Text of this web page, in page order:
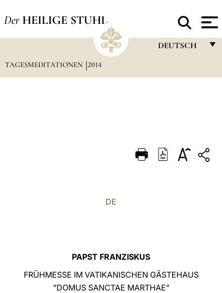
Der HEILIGE STUHL
DEUTSCH
DEUTSCH
TAGESMEDITATIONEN 2014
DE
PAPST FRANZISKUS
FRÜHMESSE IM VATIKANISCHEN GÄSTEHAUS
"DOMUS SANCTAE MARTHAE"